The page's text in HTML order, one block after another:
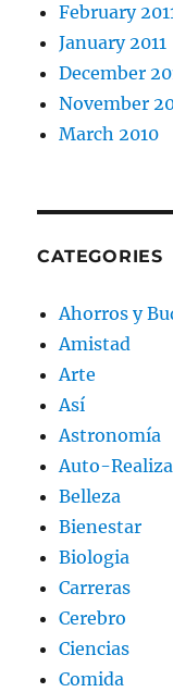
February
January 2011
December
November
March 2010
CATEGORIES
Ahorros y
Amistad
Arte
Así
Astronomía
Auto-
Belleza
Bienestar
Biologia
Carreras
Cerebro
Ciencias
Comida